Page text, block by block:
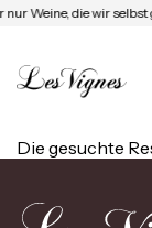
Weine, die wir selbst
Die gesuchte